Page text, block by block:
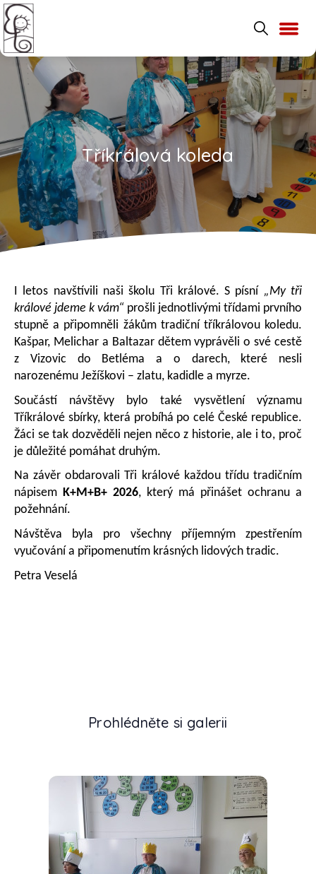
Tříkrálová koleda
I letos navštívili naši školu Tři králové. S písní „My tři
králové jdeme k vám“ prošli jednotlivými třídami prvního
stupně a připomněli žákům tradiční tříkrálovou koledu.
Kašpar, Melichar a Baltazar dětem vyprávěli o své cestě
z Vizovic do Betléma a o darech, které nesli
narozenému Ježíškovi – zlatu, kadidle a myrze.
Součástí návštěvy bylo také vysvětlení významu
Tříkrálové sbírky, která probíhá po celé České republice.
Žáci se tak dozvěděli nejen něco z historie, ale i to, proč
je důležité pomáhat druhým.
Na závěr obdarovali Tři králové každou třídu tradičním
nápisem K+M+B+ 2026, který má přinášet ochranu a
požehnání.
Návštěva byla pro všechny příjemným zpestřením
vyučování a připomenutím krásných lidových tradic.
Petra Veselá
Prohlédněte si galerii